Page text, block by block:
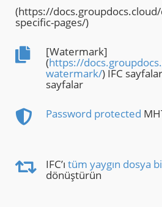
(https://
specific-pages/)
[Watermark]
(https://
watermark/) IFC
sayfalar
Password protected
IFC’ı tüm yaygın dosya
dönüştürün